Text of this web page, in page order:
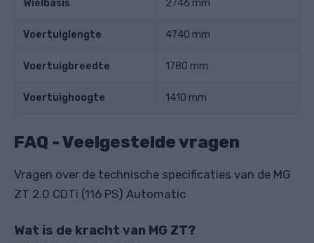
Wielbasis 2746 mm
Voertuiglengte 4740 mm
Voertuigbreedte 1780 mm
Voertuighoogte 1410 mm
FAQ - Veelgestelde vragen
Vragen over de technische specificaties van de MG
ZT 2.0 CDTi (116 PS) Automatic
Wat is de kracht van MG ZT?